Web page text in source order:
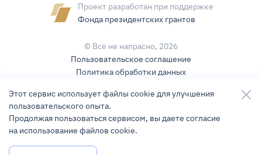
Проект разработан при поддержке
Фонда президентских грантов
© Всё не напрасно, 2026
Пользовательское соглашение
Политика обработки данных
Карта сайта
Разработка и поддержка
Этот сервис использует файлы cookie для улучшения
пользовательского опыта.
Продолжая пользоваться сервисом, вы даете согласие
на использование файлов cookie.